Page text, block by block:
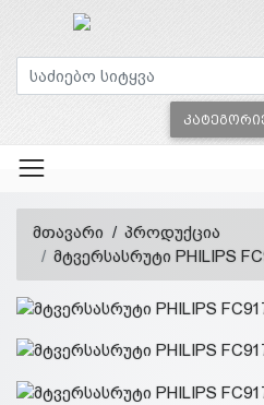
მთავარი
პროდუქცია
მტვერსასრუტი PHILIPS